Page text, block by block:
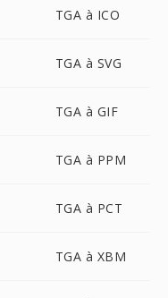
TGA à ICO
TGA à SVG
TGA à GIF
TGA à PPM
TGA à PCT
TGA à XBM